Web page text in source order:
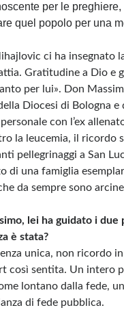
per le
quel popolo per una
ci ha insegnato
Gratitudine a Dio e
per lui». Don
Diocesi di Bologna
con l’ex
la leucemia, il ricordo
pellegrinaggi a San
di una famiglia
da sempre sono
lei ha guidato i due
è stata?
unica, non ricordo
così sentita. Un intero
lontano dalla fede,
di fede pubblica.